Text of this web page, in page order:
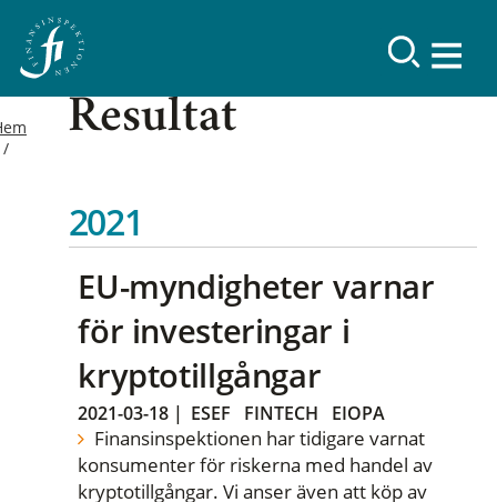
Resultat
2021
EU-myndigheter varnar
för investeringar i
kryptotillgångar
2021-03-18 | ESEF FINTECH EIOPA
Finansinspektionen har tidigare varnat
konsumenter för riskerna med handel av
kryptotillgångar. Vi anser även att köp av